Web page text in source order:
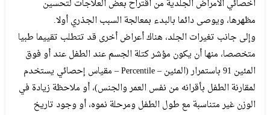
أخصائي الأمراض الجلدية من اقتراح بعض العلاجات لتحسين
مظهرها، ويوصى دائما بالبدء بمعالجة السبب الجذري أولا.
وإلى جانب تغيرات الجلد، هناك أعراض أخرى قد تتطلب تقييما طبيا
متخصصا، منها أن يكون مؤشر كتلة الجسم عند الطفل عند أو فوق
المئين 91 باستمرار (المئين – Percentile – مقياس إحصائي يستخدم
لمقارنة الطفل بأقرانه من نفس العمر والجنس)، أو ملاحظة زيادة في
الوزن غير متناسبة مع طول الطفل ومرحلة نموه، أو وجود تاريخ